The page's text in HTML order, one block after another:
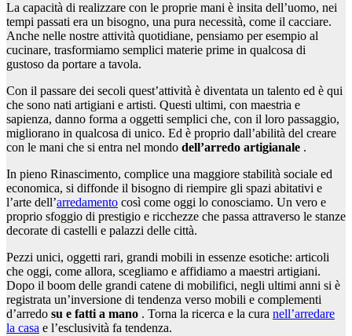
La capacità di realizzare con le proprie mani è insita dell’uomo, nei
tempi passati era un bisogno, una pura necessità, come il cacciare.
Anche nelle nostre attività quotidiane, pensiamo per esempio al
cucinare, trasformiamo semplici materie prime in qualcosa di
gustoso da portare a tavola.
Con il passare dei secoli quest’attività è diventata un talento ed è qui
che sono nati artigiani e artisti. Questi ultimi, con maestria e
sapienza, danno forma a oggetti semplici che, con il loro passaggio,
migliorano in qualcosa di unico. Ed è proprio dall’abilità del creare
con le mani che si entra nel mondo dell’arredo artigianale .
In pieno Rinascimento, complice una maggiore stabilità sociale ed
economica, si diffonde il bisogno di riempire gli spazi abitativi e
l’arte dell’arredamento così come oggi lo conosciamo. Un vero e
proprio sfoggio di prestigio e ricchezze che passa attraverso le stanze
decorate di castelli e palazzi delle città.
Pezzi unici, oggetti rari, grandi mobili in essenze esotiche: articoli
che oggi, come allora, scegliamo e affidiamo a maestri artigiani.
Dopo il boom delle grandi catene di mobilifici, negli ultimi anni si è
registrata un’inversione di tendenza verso mobili e complementi
d’arredo su e fatti a mano . Torna la ricerca e la cura nell’arredare
la casa e l’esclusività fa tendenza.